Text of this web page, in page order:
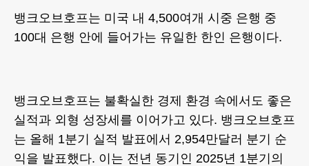
뱅크오브호프는 미국 내 4,500여개 시중 은행 중
100대 은행 안에 들어가는 유일한 한인 은행이다.
뱅크오브호프는 불확실한 경제 환경 속에서도 좋은
실적과 외형 성장세를 이어가고 있다. 뱅크오브호프
는 올해 1분기 실적 발표에서 2,954만달러 분기 순
익을 발표했다. 이는 전년 동기인 2025년 1분기의